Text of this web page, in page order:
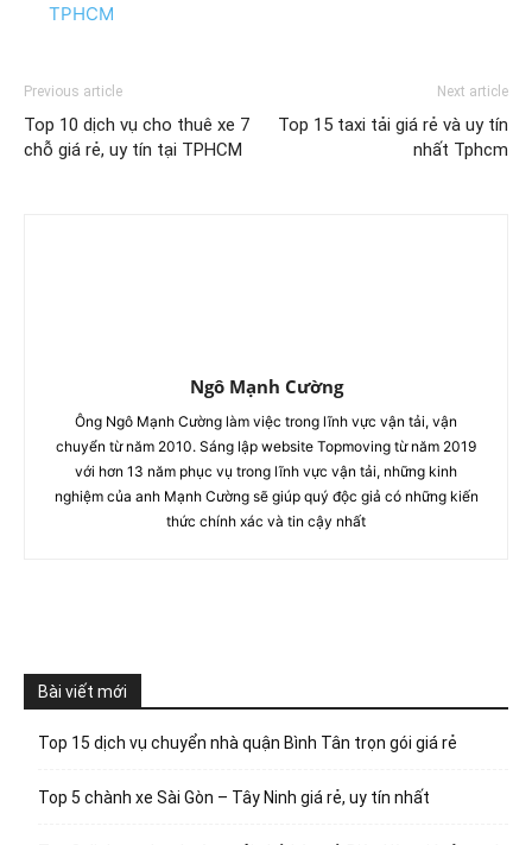
TPHCM
Previous article
Top 10 dịch vụ cho thuê xe 7
chỗ giá rẻ, uy tín tại TPHCM
Next article
Top 15 taxi tải giá rẻ và uy tín
nhất Tphcm
Ngô Mạnh Cường
Ông Ngô Mạnh Cường làm việc trong lĩnh vực vận tải, vận
chuyển từ năm 2010. Sáng lập website Topmoving từ năm 2019
với hơn 13 năm phục vụ trong lĩnh vực vận tải, những kinh
nghiệm của anh Mạnh Cường sẽ giúp quý độc giả có những kiến
thức chính xác và tin cậy nhất
Bài viết mới
Top 15 dịch vụ chuyển nhà quận Bình Tân trọn gói giá rẻ
Top 5 chành xe Sài Gòn – Tây Ninh giá rẻ, uy tín nhất